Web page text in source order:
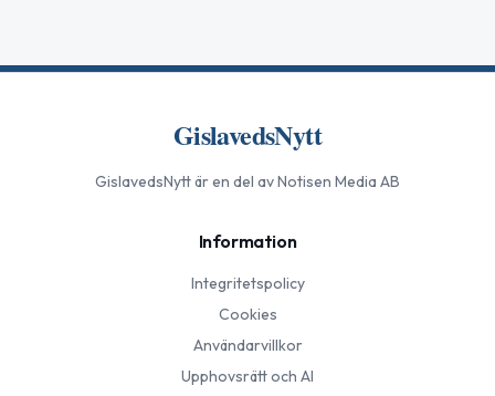
GislavedsNytt
GislavedsNyttär en del av Notisen Media AB
Information
Integritetspolicy
Cookies
Användarvillkor
Upphovsrätt och AI